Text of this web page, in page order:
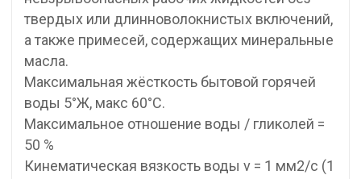
твердых или длинноволокнистых включений,
а также примесей, содержащих минеральные
масла.
Максимальная жёсткость бытовой горячей
воды 5°Ж, макс 60°С.
Максимальное отношение воды / гликолей =
50 %
Кинематическая вязкость воды ν = 1 мм2/с (1